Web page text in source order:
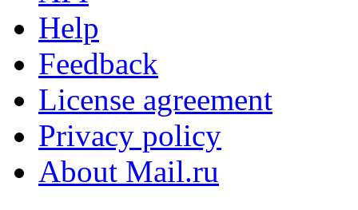
Help
Feedback
License agreement
Privacy policy
About Mail.ru